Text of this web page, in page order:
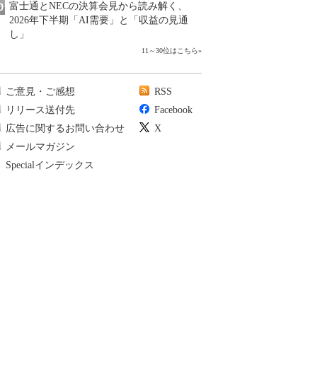
富士通とNECの決算会見から読み解く、
2026年下半期「AI需要」と「収益の見通
し」
11～30位はこちら»
ご意見・ご感想
リリース送付先
広告に関するお問い合わせ
メールマガジン
Specialインデックス
RSS
Facebook
X